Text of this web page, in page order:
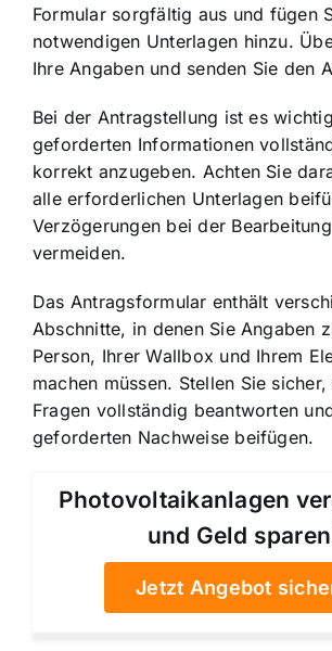
Formular sorgfältig aus und fügen
notwendigen Unterlagen hinzu.
Ihre Angaben und senden Sie den
Bei der Antragstellung ist es
geforderten Informationen
korrekt anzugeben. Achten Sie
alle erforderlichen Unterlagen
Verzögerungen bei der
vermeiden.
Das Antragsformular enthält
Abschnitte, in denen Sie Angaben
Person, Ihrer Wallbox und Ihrem
machen müssen. Stellen Sie
Fragen vollständig beantworten
geforderten Nachweise beifügen.
Photovoltaikanlagen
und Geld
Jetzt Angebot